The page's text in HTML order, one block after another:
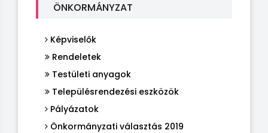
ÖNKORMÁNYZAT
Képviselők
Rendeletek
Testületi anyagok
Településrendezési eszközök
Pályázatok
Önkormányzati választás 2019